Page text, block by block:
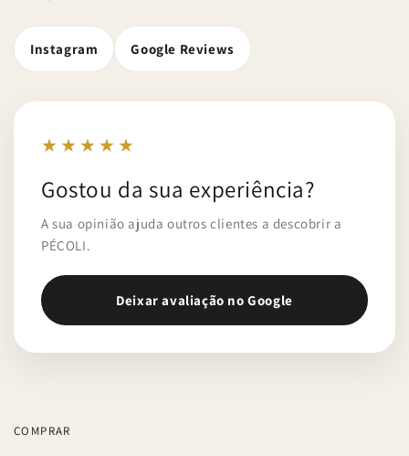
Instagram Google Reviews
★★★★★
Gostou da sua experiência?
A sua opinião ajuda outros clientes a descobrir a
PÉCOLI.
Deixar avaliação no Google
COMPRAR